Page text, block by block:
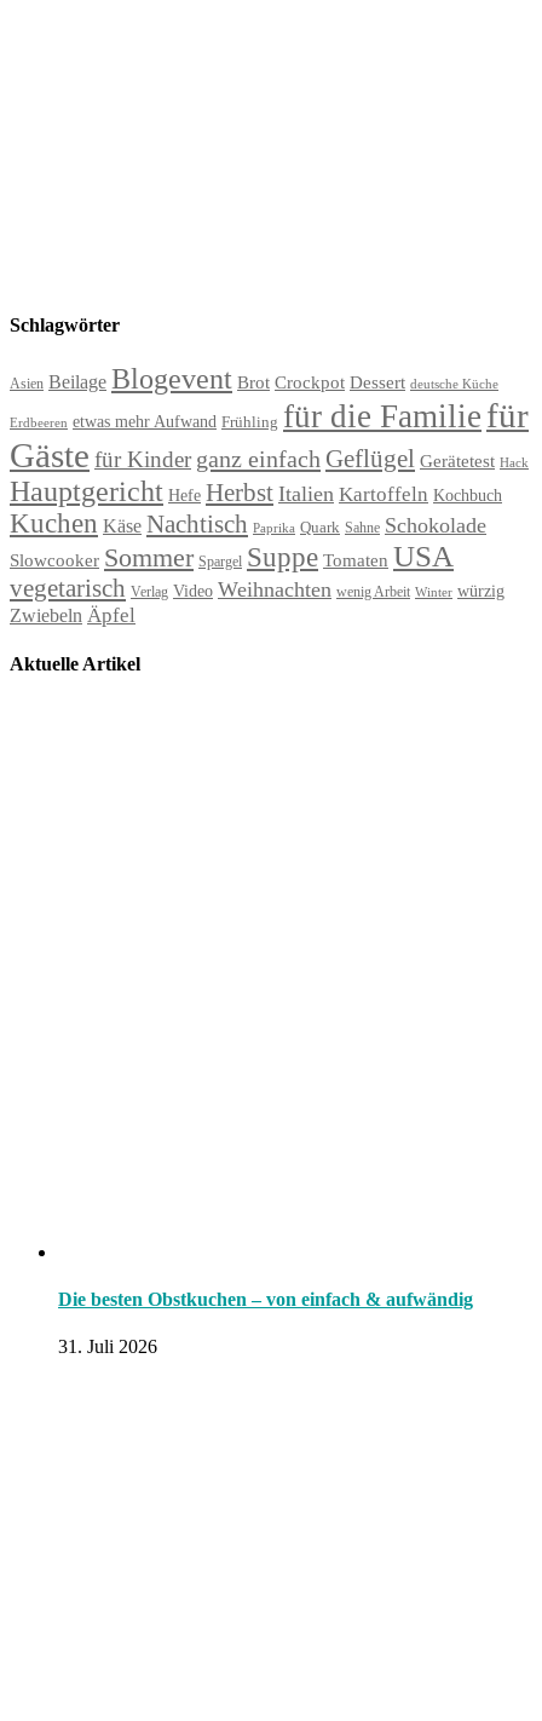
Schlagwörter
Asien Beilage Blogevent Brot Crockpot Dessert deutsche Küche
Erdbeeren etwas mehr Aufwand Frühling für die Familie für
Gäste für Kinder ganz einfach Geflügel Gerätetest Hack
Hauptgericht Hefe Herbst Italien Kartoffeln Kochbuch
Kuchen Käse Nachtisch Paprika Quark Sahne Schokolade
Slowcooker Sommer Spargel Suppe Tomaten USA
vegetarisch Verlag Video Weihnachten wenig Arbeit Winter würzig
Zwiebeln Äpfel
Aktuelle Artikel
Die besten Obstkuchen – von einfach & aufwändig
31. Juli 2026